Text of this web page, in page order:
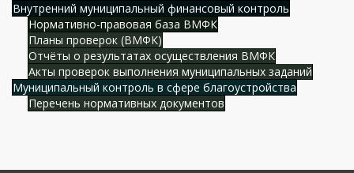
Внутренний муниципальный финансовый контроль
Нормативно-правовая база ВМФК
Планы проверок (ВМФК)
Отчёты о результатах осуществления ВМФК
Акты проверок выполнения муниципальных заданий
Муниципальный контроль в сфере благоустройства
Перечень нормативных документов